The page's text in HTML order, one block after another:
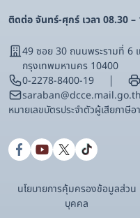
ติดต่อ จันทร์-ศุกร์ เวลา 08.30 –
49 ซอย 30 ถนนพระรามที่ 6
กรุงเทพมหานคร 10400
0-2278-8400-19
saraban@dcce.mail.go.th
หมายเลขบัตรประจําตัวผู้เสียภา
นโยบายการคุ้มครองข้อมูลส่วน
บุคคล